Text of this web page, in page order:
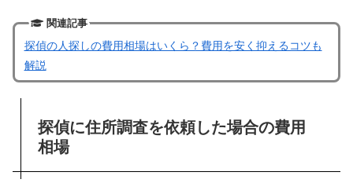
関連記事
探偵の人探しの費用相場はいくら？費用を安く抑えるコツも
解説
探偵に住所調査を依頼した場合の費用
相場